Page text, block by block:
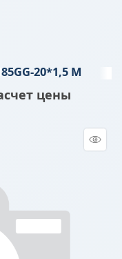
20*1,5 M
цены